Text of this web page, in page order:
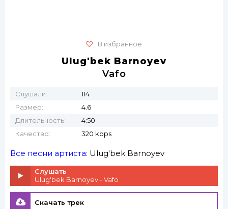
В избранное
Ulug'bek Barnoyev
Vafo
Слушали:
114
Размер:
4.6
Длительность:
4:50
Качество:
320 kbps
Все песни артиста: Ulug'bek Barnoyev
Слушать
Ulug'bek Barnoyev - Vafo
Скачать трек